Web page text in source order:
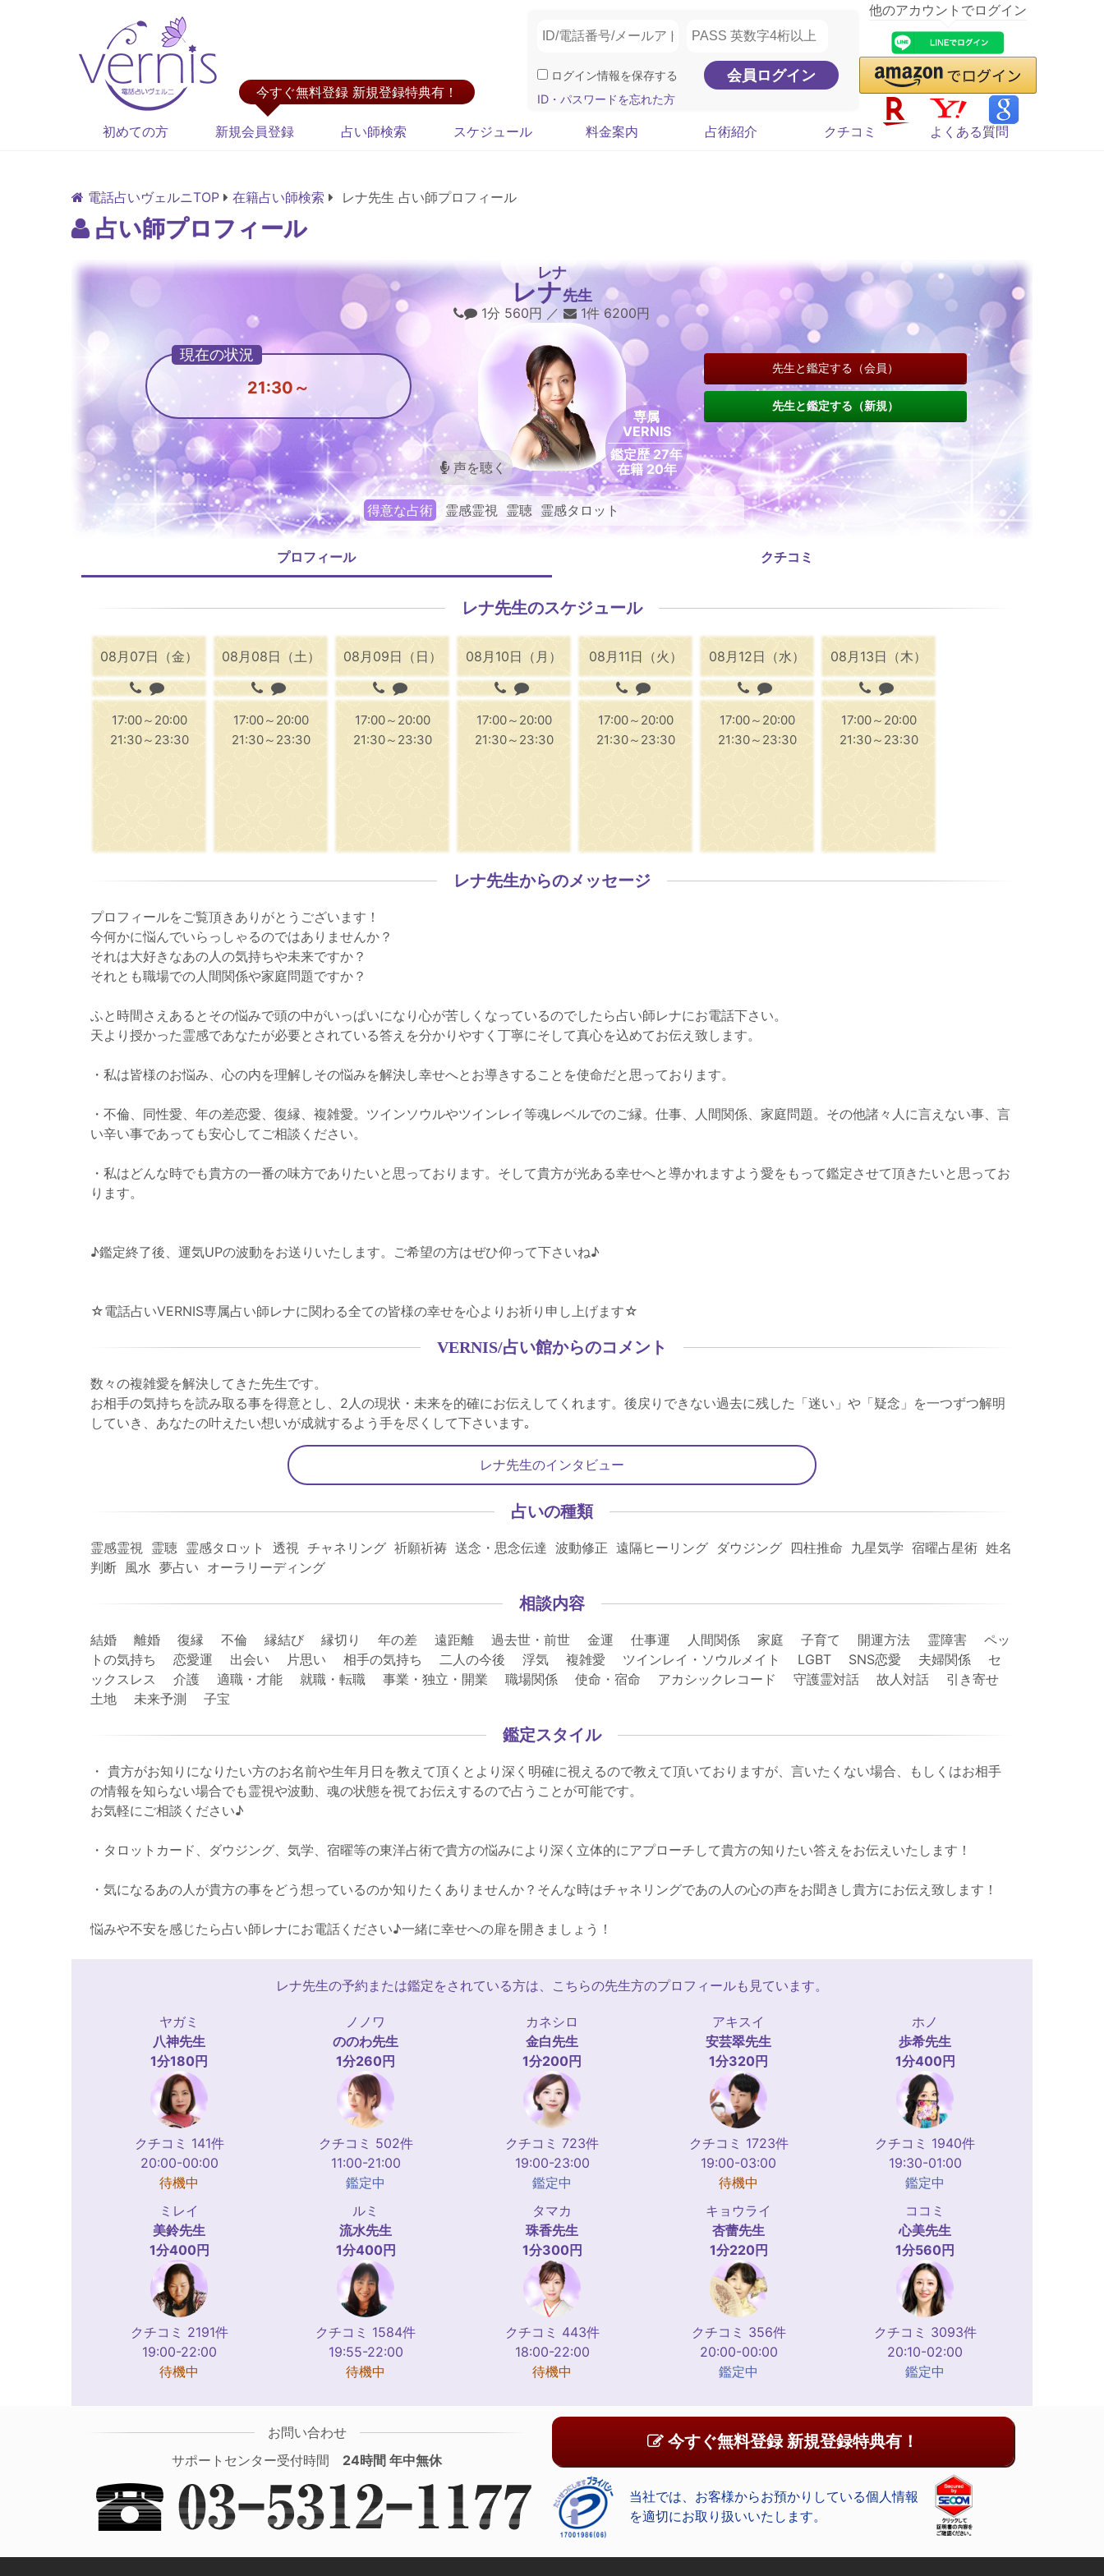
今すぐ無料登録 新規登録特典有！
ログイン情報を保存する
ID・パスワードを忘れた方
他のアカウントでログイン
初めての方 新規会員登録 占い師検索 スケジュール 料金案内 占術紹介 クチコミ よくある質問
電話占いヴェルニTOP 在籍占い師検索 レナ先生 占い師プロフィール
占い師プロフィール
レナ
レナ先生
声を聴く
専属
VERNIS
鑑定歴 27年
在籍 20年
得意な占術 霊感霊視 霊聴 霊感タロット
1分 560円 ／ 1件 6200円
21:30～
先生と鑑定する（会員）
先生と鑑定する（新規）
プロフィール クチコミ
レナ先生のスケジュール
08月07日（金）
17:00～20:00
21:30～23:30
08月08日（土）
17:00～20:00
21:30～23:30
08月09日（日）
17:00～20:00
21:30～23:30
08月10日（月）
17:00～20:00
21:30～23:30
08月11日（火）
17:00～20:00
21:30～23:30
08月12日（水）
17:00～20:00
21:30～23:30
08月13日（木）
17:00～20:00
21:30～23:30
レナ先生からのメッセージ
プロフィールをご覧頂きありがとうございます！
今何かに悩んでいらっしゃるのではありませんか？
それは大好きなあの人の気持ちや未来ですか？
それとも職場での人間関係や家庭問題ですか？
ふと時間さえあるとその悩みで頭の中がいっぱいになり心が苦しくなっているのでしたら占い師レナにお電話下さい。
天より授かった霊感であなたが必要とされている答えを分かりやすく丁寧にそして真心を込めてお伝え致します。
・私は皆様のお悩み、心の内を理解しその悩みを解決し幸せへとお導きすることを使命だと思っております。
・不倫、同性愛、年の差恋愛、復縁、複雑愛。ツインソウルやツインレイ等魂レベルでのご縁。仕事、人間関係、家庭問題。その他諸々人に言えない事、言
い辛い事であっても安心してご相談ください。
・私はどんな時でも貴方の一番の味方でありたいと思っております。そして貴方が光ある幸せへと導かれますよう愛をもって鑑定させて頂きたいと思ってお
ります。
♪鑑定終了後、運気UPの波動をお送りいたします。ご希望の方はぜひ仰って下さいね♪
☆電話占いVERNIS専属占い師レナに関わる全ての皆様の幸せを心よりお祈り申し上げます☆
VERNIS/占い館からのコメント
数々の複雑愛を解決してきた先生です。
お相手の気持ちを読み取る事を得意とし、2人の現状・未来を的確にお伝えしてくれます。後戻りできない過去に残した「迷い」や「疑念」を一つずつ解明
していき、あなたの叶えたい想いが成就するよう手を尽くして下さいます｡
レナ先生のインタビュー
占いの種類
霊感霊視 霊聴 霊感タロット 透視 チャネリング 祈願祈祷 送念・思念伝達 波動修正 遠隔ヒーリング ダウジング 四柱推命 九星気学 宿曜占星術 姓名
判断 風水 夢占い オーラリーディング
相談内容
結婚 離婚 復縁 不倫 縁結び 縁切り 年の差 遠距離 過去世・前世 金運 仕事運 人間関係 家庭 子育て 開運方法 霊障害 ペッ
トの気持ち 恋愛運 出会い 片思い 相手の気持ち 二人の今後 浮気 複雑愛 ツインレイ・ソウルメイト LGBT SNS恋愛 夫婦関係 セ
ックスレス 介護 適職・才能 就職・転職 事業・独立・開業 職場関係 使命・宿命 アカシックレコード 守護霊対話 故人対話 引き寄せ
土地 未来予測 子宝
鑑定スタイル
・ 貴方がお知りになりたい方のお名前や生年月日を教えて頂くとより深く明確に視えるので教えて頂いておりますが、言いたくない場合、もしくはお相手
の情報を知らない場合でも霊視や波動、魂の状態を視てお伝えするので占うことが可能です。
お気軽にご相談ください♪
・タロットカード、ダウジング、気学、宿曜等の東洋占術で貴方の悩みにより深く立体的にアプローチして貴方の知りたい答えをお伝えいたします！
・気になるあの人が貴方の事をどう想っているのか知りたくありませんか？そんな時はチャネリングであの人の心の声をお聞きし貴方にお伝え致します！
悩みや不安を感じたら占い師レナにお電話ください♪一緒に幸せへの扉を開きましょう！
レナ先生の予約または鑑定をされている方は、こちらの先生方のプロフィールも見ています。
ヤガミ
八神先生
1分180円
クチコミ 141件
20:00-00:00
待機中
ノノワ
ののわ先生
1分260円
クチコミ 502件
11:00-21:00
鑑定中
カネシロ
金白先生
1分200円
クチコミ 723件
19:00-23:00
鑑定中
アキスイ
安芸翠先生
1分320円
クチコミ 1723件
19:00-03:00
待機中
ホノ
歩希先生
1分400円
クチコミ 1940件
19:30-01:00
鑑定中
ミレイ
美鈴先生
1分400円
クチコミ 2191件
19:00-22:00
待機中
ルミ
流水先生
1分400円
クチコミ 1584件
19:55-22:00
待機中
タマカ
珠香先生
1分300円
クチコミ 443件
18:00-22:00
待機中
キョウライ
杏蕾先生
1分220円
クチコミ 356件
20:00-00:00
鑑定中
ココミ
心美先生
1分560円
クチコミ 3093件
20:10-02:00
鑑定中
お問い合わせ
サポートセンター受付時間 24時間 年中無休
今すぐ無料登録 新規登録特典有！
当社では、お客様からお預かりしている個人情報
を適切にお取り扱いいたします。